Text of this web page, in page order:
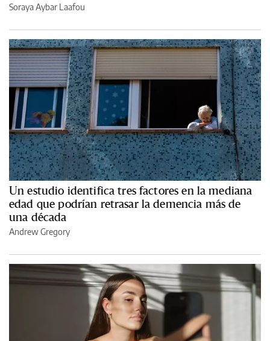
Soraya Aybar Laafou
Un estudio identifica tres factores en la mediana
edad que podrían retrasar la demencia más de
una década
Andrew Gregory